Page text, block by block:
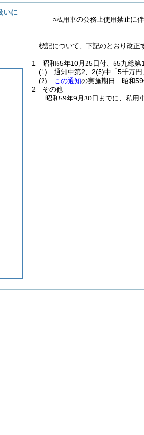
○私用車の公務上使用禁止に
標記について、下記のとおり改正
1 昭和55年10月25日付、55九総第
(1) 通知中第2、2(5)中「5千万円
(2)
この通知の実施期日 昭和59
2 その他
昭和59年9月30日までに、私用
いに